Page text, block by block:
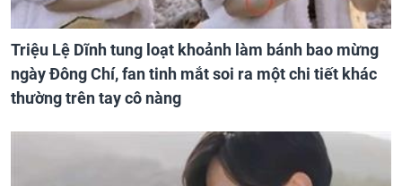
Triệu Lệ Dĩnh tung loạt khoảnh làm bánh bao mừng
ngày Đông Chí, fan tinh mắt soi ra một chi tiết khác
thường trên tay cô nàng